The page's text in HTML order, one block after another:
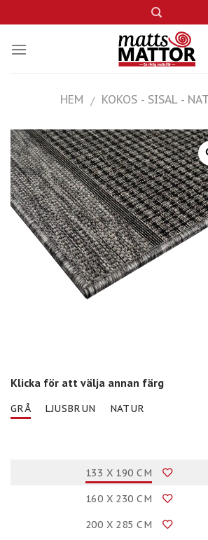
to
content
HEM / KOKOS - SISAL -
Klicka för att välja annan färg
GRÅ LJUSBRUN NATUR
133 X 190 CM
160 X 230 CM
200 X 285 CM